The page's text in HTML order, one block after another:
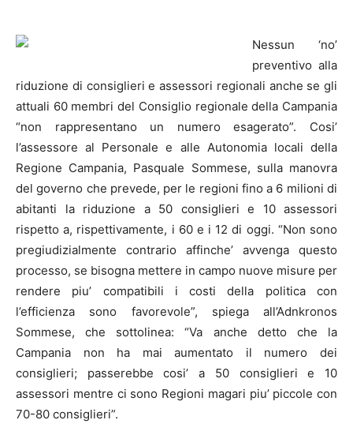
Nessun ‘no’
preventivo alla
riduzione di consiglieri e assessori regionali anche se gli
attuali 60 membri del Consiglio regionale della Campania
“non rappresentano un numero esagerato”. Cosi’
l’assessore al Personale e alle Autonomia locali della
Regione Campania, Pasquale Sommese, sulla manovra
del governo che prevede, per le regioni fino a 6 milioni di
abitanti la riduzione a 50 consiglieri e 10 assessori
rispetto a, rispettivamente, i 60 e i 12 di oggi. “Non sono
pregiudizialmente contrario affinche’ avvenga questo
processo, se bisogna mettere in campo nuove misure per
rendere piu’ compatibili i costi della politica con
l’efficienza sono favorevole”, spiega all’Adnkronos
Sommese, che sottolinea: “Va anche detto che la
Campania non ha mai aumentato il numero dei
consiglieri; passerebbe cosi’ a 50 consiglieri e 10
assessori mentre ci sono Regioni magari piu’ piccole con
70-80 consiglieri”.